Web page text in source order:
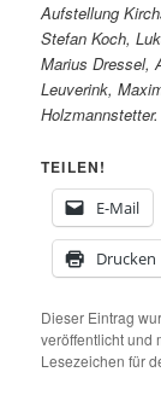
Aufstellung
Stefan Koch,
Marius Dressel,
Leuverink,
Holzmannstetter.
TEILEN!
E-Mail
Drucken
Dieser Eintrag
veröffentlicht und
Lesezeichen für